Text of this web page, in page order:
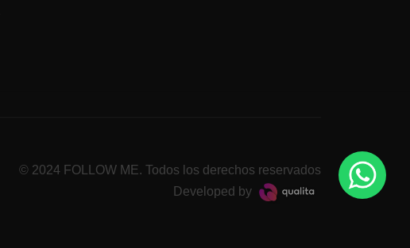
© 2024 FOLLOW ME. Todos los derechos reservados
Developed by